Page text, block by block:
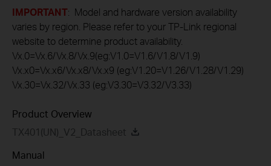
IMPORTANT: Model and hardware version availability
varies by region. Please refer to your TP-Link regional
website to determine product availability.
Vx.0=Vx.6/Vx.8/Vx.9(eg:V1.0=V1.6/V1.8/V1.9)
Vx.x0=Vx.x6/Vx.x8/Vx.x9 (eg:V1.20=V1.26/V1.28/V1.29)
Vx.30=Vx.32/Vx.33 (eg:V3.30=V3.32/V3.33)
Product Overview
TX401(UN)_V2_Datasheet
Manual